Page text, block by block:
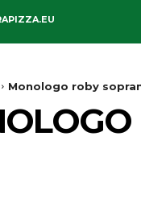
Monologo roby